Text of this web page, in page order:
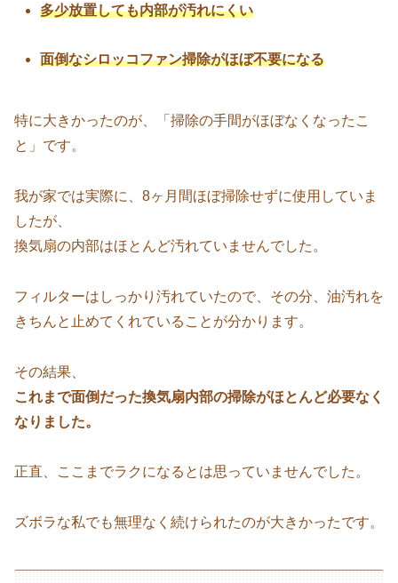
多少放置しても内部が汚れにくい
面倒なシロッコファン掃除がほぼ不要になる
特に大きかったのが、「掃除の手間がほぼなくなったこ
と」です。
我が家では実際に、8ヶ月間ほぼ掃除せずに使用していま
したが、
換気扇の内部はほとんど汚れていませんでした。
フィルターはしっかり汚れていたので、その分、油汚れを
きちんと止めてくれていることが分かります。
その結果、
これまで面倒だった換気扇内部の掃除がほとんど必要なく
なりました。
正直、ここまでラクになるとは思っていませんでした。
ズボラな私でも無理なく続けられたのが大きかったです。